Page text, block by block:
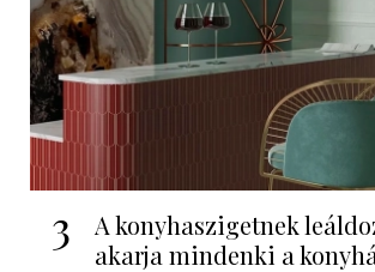
3
A konyhaszigetnek
akarja mindenki a